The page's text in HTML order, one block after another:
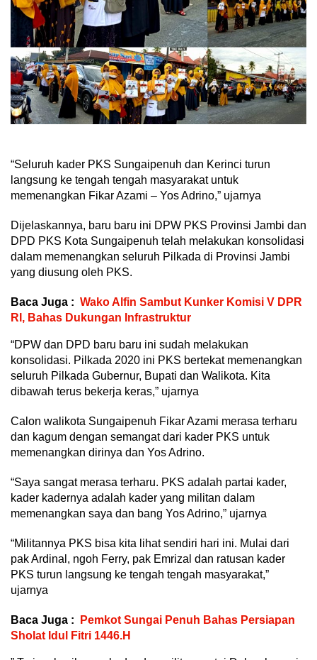
“Seluruh kader PKS Sungaipenuh dan Kerinci turun
langsung ke tengah tengah masyarakat untuk
memenangkan Fikar Azami – Yos Adrino,” ujarnya
Dijelaskannya, baru baru ini DPW PKS Provinsi Jambi dan
DPD PKS Kota Sungaipenuh telah melakukan konsolidasi
dalam memenangkan seluruh Pilkada di Provinsi Jambi
yang diusung oleh PKS.
Baca Juga : Wako Alfin Sambut Kunker Komisi V DPR
RI, Bahas Dukungan Infrastruktur
“DPW dan DPD baru baru ini sudah melakukan
konsolidasi. Pilkada 2020 ini PKS bertekat memenangkan
seluruh Pilkada Gubernur, Bupati dan Walikota. Kita
dibawah terus bekerja keras,” ujarnya
Calon walikota Sungaipenuh Fikar Azami merasa terharu
dan kagum dengan semangat dari kader PKS untuk
memenangkan dirinya dan Yos Adrino.
“Saya sangat merasa terharu. PKS adalah partai kader,
kader kadernya adalah kader yang militan dalam
memenangkan saya dan bang Yos Adrino,” ujarnya
“Militannya PKS bisa kita lihat sendiri hari ini. Mulai dari
pak Ardinal, ngoh Ferry, pak Emrizal dan ratusan kader
PKS turun langsung ke tengah tengah masyarakat,”
ujarnya
Baca Juga :
Pemkot Sungai Penuh Bahas Persiapan
Sholat Idul Fitri 1446.H